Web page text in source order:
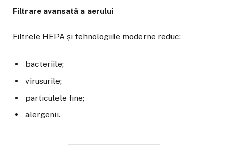
Filtrare avansată a aerului
Filtrele HEPA și tehnologiile moderne reduc:
bacteriile;
virusurile;
particulele fine;
alergenii.